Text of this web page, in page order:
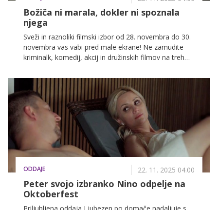
Božiča ni marala, dokler ni spoznala
njega
Sveži in raznoliki filmski izbor od 28. novembra do 30.
novembra vas vabi pred male ekrane! Ne zamudite
kriminalk, komedij, akcij in družinskih filmov na treh
POP TV, Kanal A in KINO.
ODDAJE 22. 11. 2025 04.00
Peter svojo izbranko Nino odpelje na
Oktoberfest